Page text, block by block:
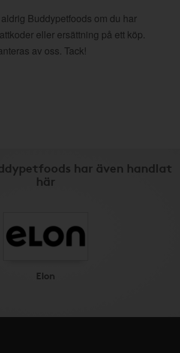
Buddypetfoods om du har
eller ersättning på ett köp.
av oss. Tack!
har även handlat
här
Elon